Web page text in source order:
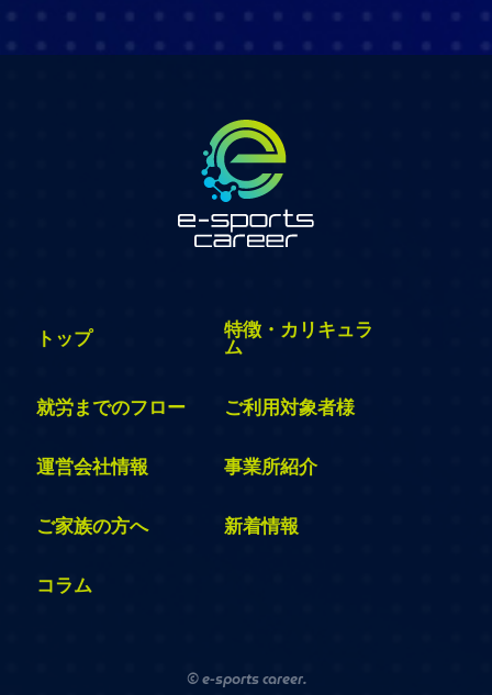
トップ
特徴・カリキュラ
ム
就労までのフロー ご利用対象者様
運営会社情報 事業所紹介
ご家族の方へ 新着情報
コラム
© e-sports career.